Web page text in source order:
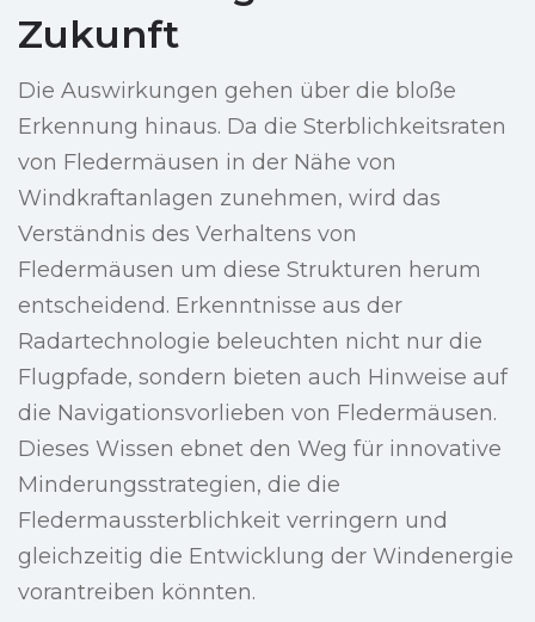
Zukunft
Die Auswirkungen gehen über die bloße
Erkennung hinaus. Da die Sterblichkeitsraten
von Fledermäusen in der Nähe von
Windkraftanlagen zunehmen, wird das
Verständnis des Verhaltens von
Fledermäusen um diese Strukturen herum
entscheidend. Erkenntnisse aus der
Radartechnologie beleuchten nicht nur die
Flugpfade, sondern bieten auch Hinweise auf
die Navigationsvorlieben von Fledermäusen.
Dieses Wissen ebnet den Weg für innovative
Minderungsstrategien, die die
Fledermaussterblichkeit verringern und
gleichzeitig die Entwicklung der Windenergie
vorantreiben könnten.